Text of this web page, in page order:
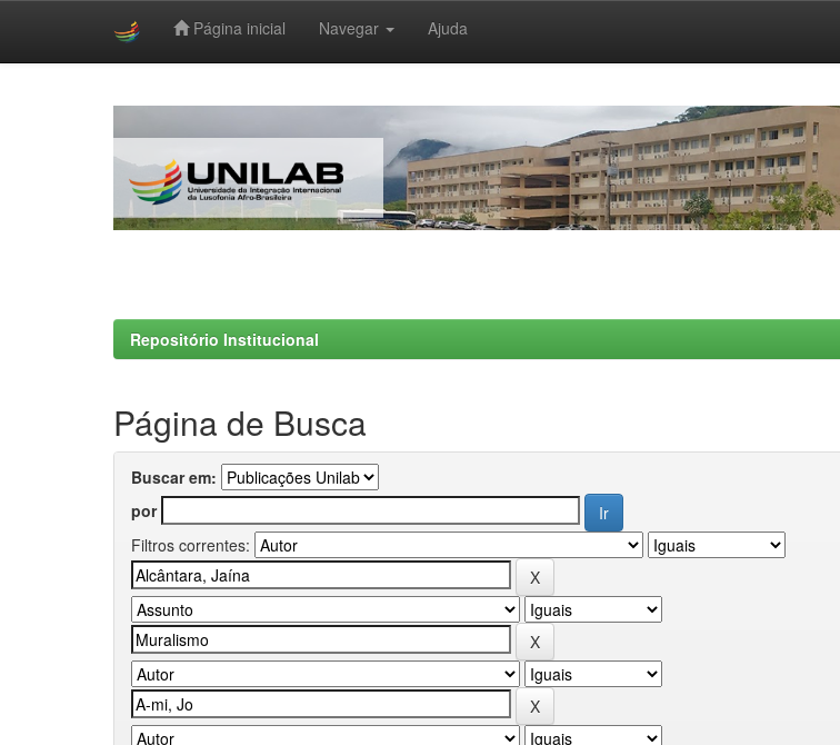
Página inicial Navegar Ajuda
Repositório Institucional
Página de Busca
Buscar em:
por
Filtros correntes: